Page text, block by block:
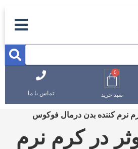
0
سبد خرید تماس با ما
نرم کننده بدن درمال فوکوس
در کرم نرم